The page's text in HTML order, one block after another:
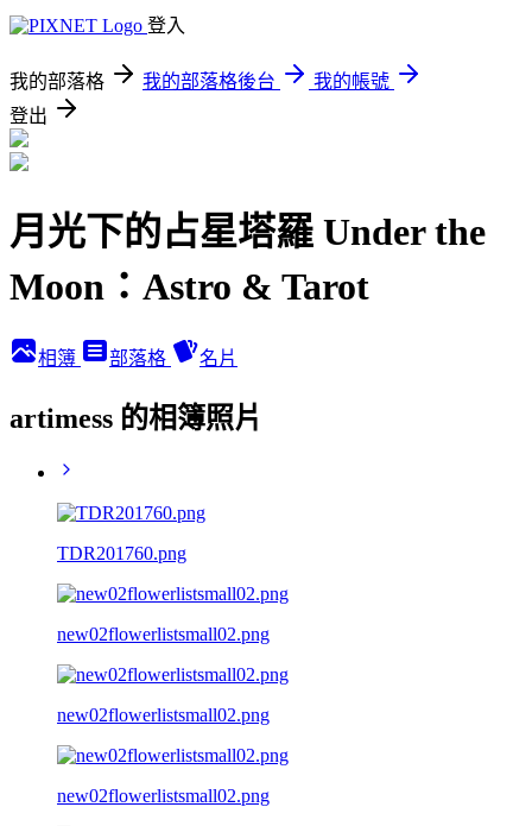
登入
我的部落格 我的部落格後台
我的帳號
登出
月光下的占星塔羅 Under the
Moon：Astro & Tarot
相簿 部落格 名片
artimess 的相簿照片
TDR201760.png
new02flowerlistsmall02.png
new02flowerlistsmall02.png
new02flowerlistsmall02.png